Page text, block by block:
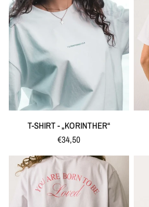
SCHNELLANSICHT
T-SHIRT - „KORINTHER“
€34,50